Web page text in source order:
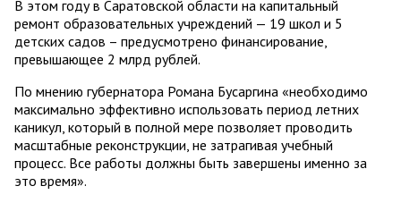
В этом году в Саратовской области на капитальный
ремонт образовательных учреждений — 19 школ и 5
детских садов – предусмотрено финансирование,
превышающее 2 млрд рублей.
По мнению губернатора Романа Бусаргина «необходимо
максимально эффективно использовать период летних
каникул, который в полной мере позволяет проводить
масштабные реконструкции, не затрагивая учебный
процесс. Все работы должны быть завершены именно за
это время».